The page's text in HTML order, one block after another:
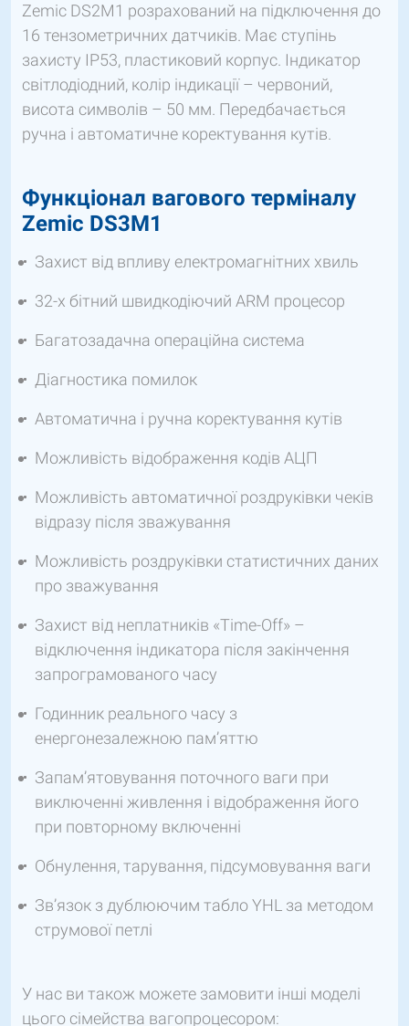
Zemic DS2M1 розрахований на підключення до
16 тензометричних датчиків. Має ступінь
захисту IP53, пластиковий корпус. Індикатор
світлодіодний, колір індикації – червоний,
висота символів – 50 мм. Передбачається
ручна і автоматичне коректування кутів.
Функціонал вагового терміналу
Zemic DS3M1
Захист від впливу електромагнітних хвиль
32-х бітний швидкодіючий ARM процесор
Багатозадачна операційна система
Діагностика помилок
Автоматична і ручна коректування кутів
Можливість відображення кодів АЦП
Можливість автоматичної роздруківки чеків
відразу після зважування
Можливість роздруківки статистичних даних
про зважування
Захист від неплатників «Time-Off» –
відключення індикатора після закінчення
запрограмованого часу
Годинник реального часу з
енергонезалежною пам’яттю
Запам’ятовування поточного ваги при
виключенні живлення і відображення його
при повторному включенні
Обнулення, тарування, підсумовування ваги
Зв’язок з дублюючим табло YHL за методом
струмової петлі
У нас ви також можете замовити інші моделі
цього сімейства вагопроцесором: